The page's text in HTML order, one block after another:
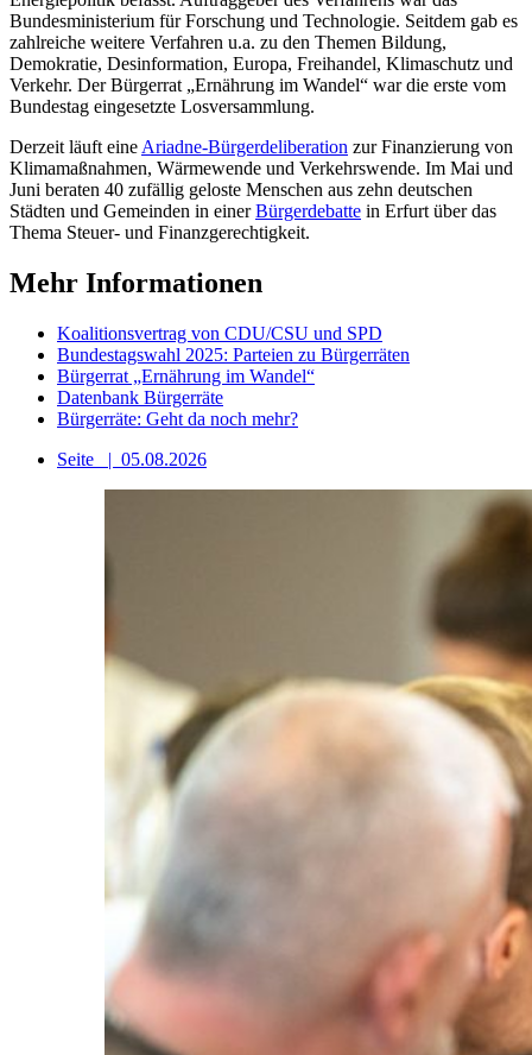
Bundesministerium für Forschung und Technologie. Seitdem gab es
zahlreiche weitere Verfahren u.a. zu den Themen Bildung,
Demokratie, Desinformation, Europa, Freihandel, Klimaschutz und
Verkehr. Der Bürgerrat „Ernährung im Wandel“ war die erste vom
Bundestag eingesetzte Losversammlung.
Derzeit läuft eine Ariadne-Bürgerdeliberation zur Finanzierung von
Klimamaßnahmen, Wärmewende und Verkehrswende. Im Mai und
Juni beraten 40 zufällig geloste Menschen aus zehn deutschen
Städten und Gemeinden in einerBürgerdebatte in Erfurt über das
Thema Steuer- und Finanzgerechtigkeit.
Mehr Informationen
Koalitionsvertrag von CDU/CSU und SPD
Bundestagswahl 2025: Parteien zu Bürgerräten
Bürgerrat „Ernährung im Wandel“
Datenbank Bürgerräte
Bürgerräte: Geht da noch mehr?
Seite
| 05.08.2026